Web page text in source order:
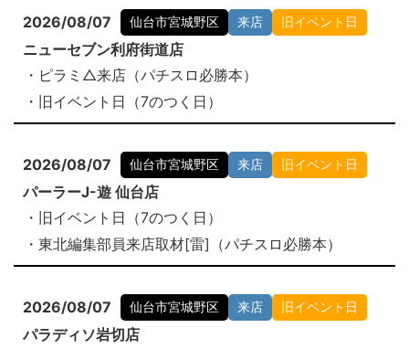
2026/08/07 仙台市宮城野区 来店 旧イベント日
ニューセブン利府街道店
・ピラミ△来店（パチスロ必勝本）
・旧イベント日（7のつく日）
2026/08/07 仙台市宮城野区 来店 旧イベント日
パーラーJ-遊 仙台店
・旧イベント日（7のつく日）
・東北編集部員来店取材[雷]（パチスロ必勝本）
2026/08/07 仙台市宮城野区 来店 旧イベント日
パラディソ岩切店